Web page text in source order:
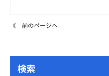
《 前のページへ
検索